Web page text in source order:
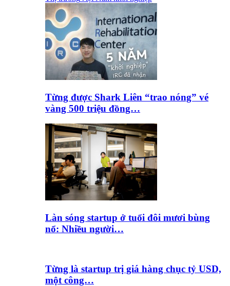
Từng được Shark Liên “trao nóng” vé
vàng 500 triệu đồng…
Làn sóng startup ở tuổi đôi mươi bùng
nổ: Nhiều người…
Từng là startup trị giá hàng chục tỷ USD,
một công…